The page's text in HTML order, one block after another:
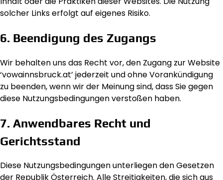
solcher Links erfolgt auf eigenes Risiko.
6. Beendigung des Zugangs
Wir behalten uns das Recht vor, den Zugang zur Website
‘vowainnsbruck.at’ jederzeit und ohne Vorankündigung
zu beenden, wenn wir der Meinung sind, dass Sie gegen
diese Nutzungsbedingungen verstoßen haben.
7. Anwendbares Recht und
Gerichtsstand
Diese Nutzungsbedingungen unterliegen den Gesetzen
der Republik Österreich. Alle Streitigkeiten, die sich aus